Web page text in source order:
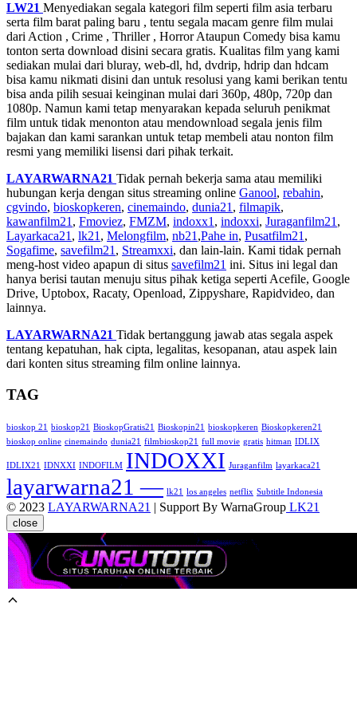
LW21 Menyediakan segala kategori film seperti film asia terbaru
serta film barat paling baru , tentu segala macam genre film mulai
dari Action , Crime , Thriller , Horror Ataupun Comedy bisa kamu
tonton serta download disini secara gratis. Kualitas film yang kami
sediakan mulai dari bluray, web-dl, hd, dvdrip, hdrip dan hdcam
bisa kamu nikmati disini dan untuk resolusi yang kami berikan tentu
bisa anda pilih sesuai keinginan mulai dari 360p, 480p, 720p dan
1080p. Namun kami tetap menyarakan kepada seluruh penikmat
film untuk tidak menonton atau mendownload segala jenis film
bajakan dan kami sarankan untuk tetap membeli atau nonton film
resmi yang memiliki lisensi dari pihak terkait.
LAYARWARNA21 Tidak pernah bekerja sama atau memiliki
hubungan kerja dengan situs streaming online Ganool, rebahin,
cgvindo, bioskopkeren, cinemaindo, dunia21 , filmapik,
kawanfilm21 , Fmoviez, FMZM, indoxx1 , indoxxi, Juraganfilm21 ,
Layarkaca21 , lk21 , Melongfilm, nb21 ,Pahe in, Pusatfilm21 ,
Sogafime, savefilm21 , Streamxxi, dan lain-lain. Kami tidak pernah
meng-host video apapun di situs savefilm21 ini. Situs ini legal dan
hanya berisi tautan menuju situs pihak ketiga seperti Acefile, Google
Drive, Uptobox, Racaty, Openload, Zippyshare, Rapidvideo, dan
lainnya.
LAYARWARNA21 Tidak bertanggung jawab atas segala aspek
tentang kepatuhan, hak cipta, legalitas, kesopanan, atau aspek lain
dari konten situs streaming film online lainnya.
TAG
bioskop 21 bioskop21 BioskopGratis21 Bioskopin21 bioskopkeren Bioskopkeren21
bioskop online cinemaindo dunia21 filmbioskop21 full movie gratis hitman IDLIX
IDLIX21 IDNXXI INDOFILM INDOXXI Juraganfilm layarkaca21
layarwarna21 — lk21 los angeles netflix Subtitle Indonesia
© 2023 LAYARWARNA21 | Support By WarnaGroup LK21
close